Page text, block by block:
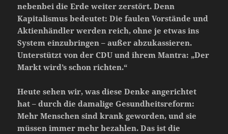
nebenbei die Erde weiter zerstört. Denn
Kapitalismus bedeutet: Die faulen Vorstände und
Aktienhändler werden reich, ohne je etwas ins
System einzubringen – außer abzukassieren.
Unterstützt von der CDU und ihrem Mantra: „Der
Markt wird’s schon richten.“
Heute sehen wir, was diese Denke angerichtet
hat – durch die damalige Gesundheitsreform:
Mehr Menschen sind krank geworden, und sie
müssen immer mehr bezahlen. Das ist die